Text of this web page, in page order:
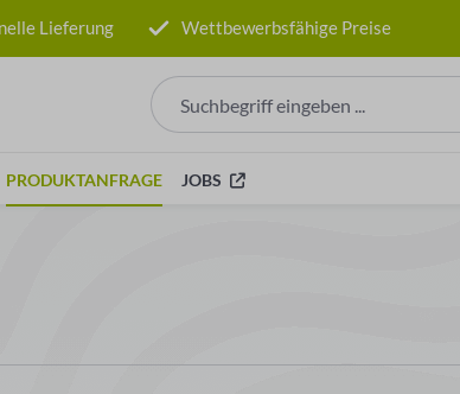
Lieferung Wettbewerbsfähige Preise
PRODUKTANFRAGE JOBS